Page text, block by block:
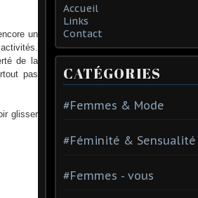
un
de la
pas
glisser
Accueil
Links
Contact
CATÉGORIES
#Femmes & Mode
#Féminité & Sensualité
#Femmes - vous